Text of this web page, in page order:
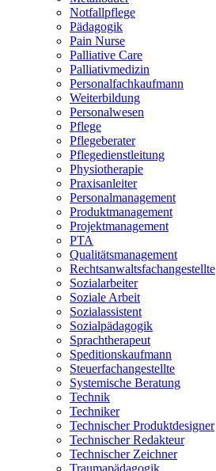
Notfallpflege
Pädagogik
Pain Nurse
Palliative Care
Palliativmedizin
Personalfachkaufmann
Weiterbildung
Personalwesen
Pflege
Pflegeberater
Pflegedienstleitung
Physiotherapie
Praxisanleiter
Personalmanagement
Produktmanagement
Projektmanagement
PTA
Qualitätsmanagement
Rechtsanwaltsfachangestellte
Sozialarbeiter
Soziale Arbeit
Sozialassistent
Sozialpädagogik
Sprachtherapeut
Speditionskaufmann
Steuerfachangestellte
Systemische Beratung
Technik
Techniker
Technischer Produktdesigner
Technischer Redakteur
Technischer Zeichner